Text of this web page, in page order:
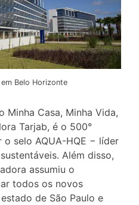
Belo Horizonte
Minha Casa, Minha Vida,
Tarjab, é o 500°
selo AQUA-HQE − líder
Além disso,
assumiu o
todos os novos
de São Paulo e